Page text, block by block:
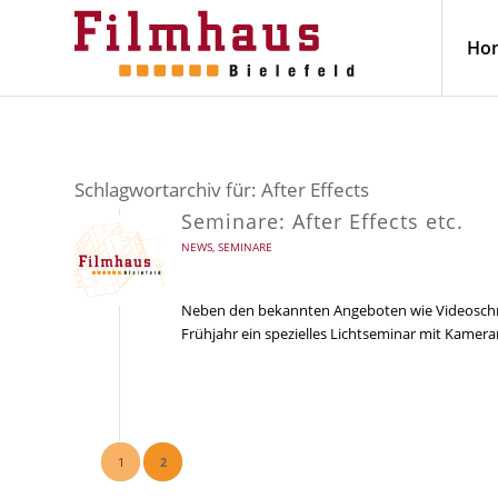
Schlagwortarchiv für: After Effects
Seminare: After Effects etc.
NEWS, SEMINARE
Neben den bekannten Angeboten wie
Frühjahr ein spezielles Lichtseminar mit
1 2